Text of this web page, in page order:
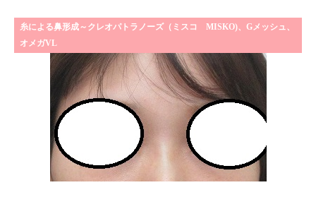
糸による鼻形成～クレオパトラノーズ（ミスコ MISKO)、Gメッシュ、
オメガVL